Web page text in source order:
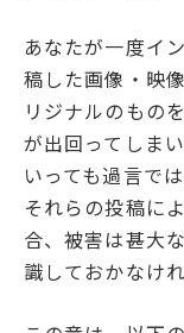
あなたが一度イ
稿した画像・映
リジナルのもの
が出回ってしま
いっても過言で
それらの投稿に
合、被害は甚大
識しておかなけ